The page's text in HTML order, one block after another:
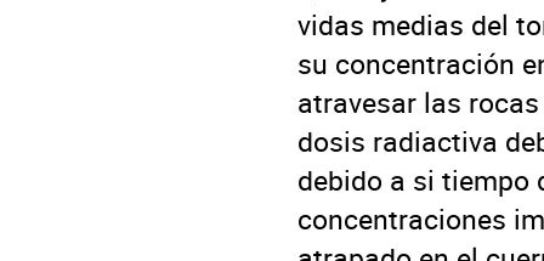
vidas medias del
su concentración
atravesar las
dosis radiactiva
debido a si tiempo
concentraciones